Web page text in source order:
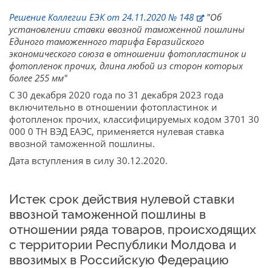
Решение Коллегии ЕЭК от 24.11.2020 № 148
"Об
установлении ставки ввозной таможенной пошлины
Единого таможенного тарифа Евразийского
экономического союза в отношении фотопластинок и
фотопленок прочих, длина любой из сторон которых
более 255 мм"
С 30 декабря 2020 года по 31 декабря 2023 года
включительно в отношении фотопластинок и
фотопленок прочих, классифицируемых кодом 3701 30
000 0 ТН ВЭД ЕАЭС, применяется нулевая ставка
ввозной таможенной пошлины.
Дата вступления в силу 30.12.2020.
Истек срок действия нулевой ставки
ввозной таможенной пошлины в
отношении ряда товаров, происходящих
с территории Республики Молдова и
ввозимых в Российскую Федерацию